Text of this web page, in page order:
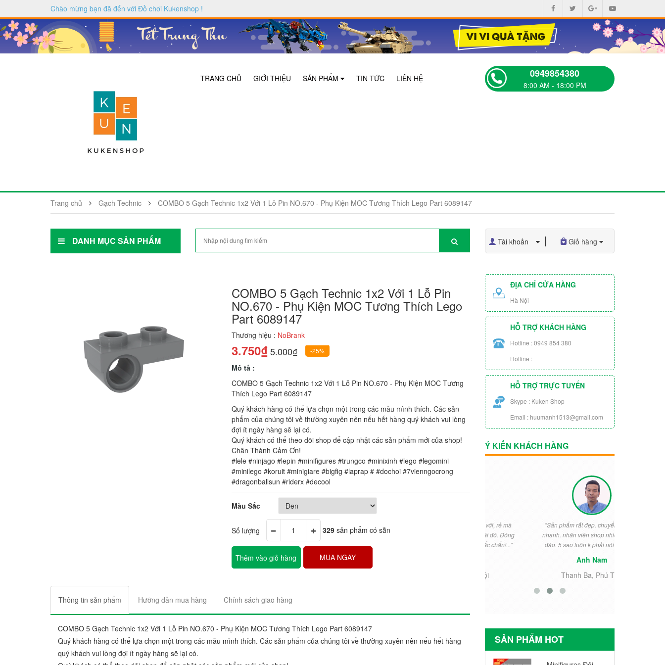
Chào mừng bạn đã đến với Đồ chơi Kukenshop !
TRANG CHỦ GIỚI THIỆU SẢN PHẨM TIN TỨC LIÊN HỆ 0949854380
8:00 AM - 18:00 PM
Trang chủ Gạch Technic COMBO 5 Gạch Technic 1x2 Với 1 Lỗ Pin NO.670 - Phụ Kiện MOC Tương Thích Lego Part 6089147
DANH MỤC SẢN PHẨM Tài khoản Giỏ hàng
COMBO 5 Gạch Technic 1x2 Với 1 Lỗ Pin
NO.670 - Phụ Kiện MOC Tương Thích Lego
Part 6089147
Thương hiệu : NoBrank
3.750₫5.000₫ -25%
Mô tả :
COMBO 5 Gạch Technic 1x2 Với 1 Lỗ Pin NO.670 - Phụ Kiện MOC Tương
Thích Lego Part 6089147
Quý khách hàng có thể lựa chọn một trong các mẫu mình thích. Các sản
phẩm của chúng tôi về thường xuyên nên nếu hết hàng quý khách vui lòng
đợi ít ngày hàng sẽ lại có.
Quý khách có thể theo dõi shop để cập nhật các sản phẩm mới của shop!
Chân Thành Cảm Ơn!
#lele #ninjago #lepin #minifigures #trungco #minixinh #lego #legomini
#minilego #koruit #minigiare #bigfig #laprap # #dochoi #7vienngocrong
#dragonballsun #riderx #decool
Màu Sắc
Số lượng 329sản phẩm có sẵn
Thêm vào giỏ hàng MUA NGAY
Thông tin sản phẩm Hưỡng dẫn mua hàng Chính sách giao hàng
COMBO 5 Gạch Technic 1x2 Với 1 Lỗ Pin NO.670 - Phụ Kiện MOC Tương Thích Lego Part 6089147
Quý khách hàng có thể lựa chọn một trong các mẫu mình thích. Các sản phẩm của chúng tôi về thường xuyên nên nếu hết hàng
quý khách vui lòng đợi ít ngày hàng sẽ lại có.
ĐỊA CHỈ CỬA HÀNG
Hà Nội
HỖ TRỢ KHÁCH HÀNG
Hotline : 0949 854 380
Hotline :
HỖ TRỢ TRỰC TUYẾN
Skype : Kuken Shop
Email : huumanh1513@gmail.com
Ý KIẾN KHÁCH HÀNG
đẹp. Ráp lên cái nào thích cái đó. Đóng
gói sản phẩm rất đẹp và chắc chắn!..."
"Sản phẩm rất đẹp. chuyển phát rất
nhanh. nhân viên shop nhiệt tình chu
đáo. 5 sao luôn k phải nói gì nữa..."
Thanh Ba, Phú Thọ
SẢN PHẨM HOT